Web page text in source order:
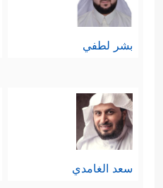
بشر لطفي
سعد الغامدي